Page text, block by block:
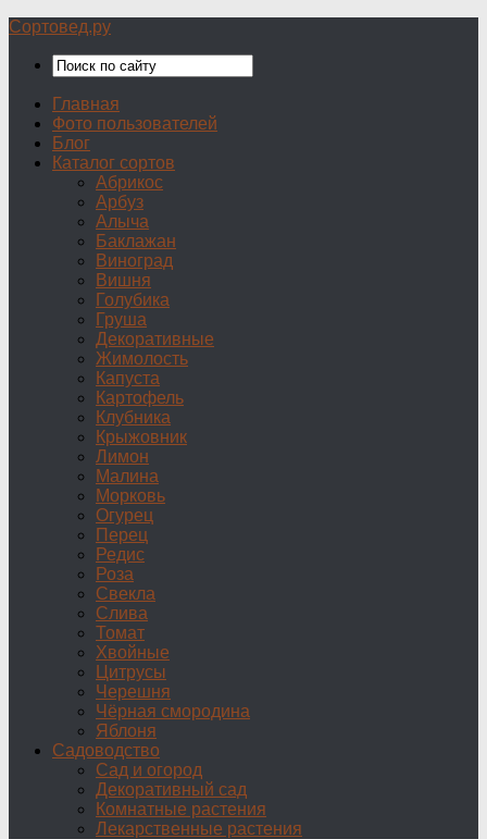
Сортовед.ру
Главная
Фото пользователей
Блог
Каталог сортов
Абрикос
Арбуз
Алыча
Баклажан
Виноград
Вишня
Голубика
Груша
Декоративные
Жимолость
Капуста
Картофель
Клубника
Крыжовник
Лимон
Малина
Морковь
Огурец
Перец
Редис
Роза
Свекла
Слива
Томат
Хвойные
Цитрусы
Черешня
Чёрная смородина
Яблоня
Садоводство
Сад и огород
Декоративный сад
Комнатные растения
Лекарственные растения